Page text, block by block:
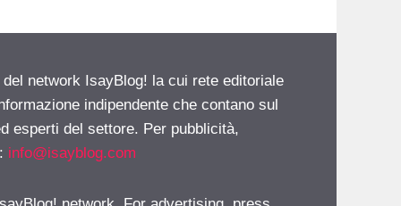
del network IsayBlog! la cui rete editoriale
indipendente che contano sul
esperti del settore. Per pubblicità,
info@isayblog.com